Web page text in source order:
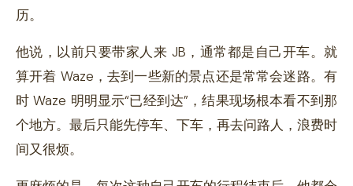
历。
他说，以前只要带家人来 JB，通常都是自己开车。就
算开着 Waze，去到一些新的景点还是常常会迷路。有
时 Waze 明明显示“已经到达”，结果现场根本看不到那
个地方。最后只能先停车、下车，再去问路人，浪费时
间又很烦。